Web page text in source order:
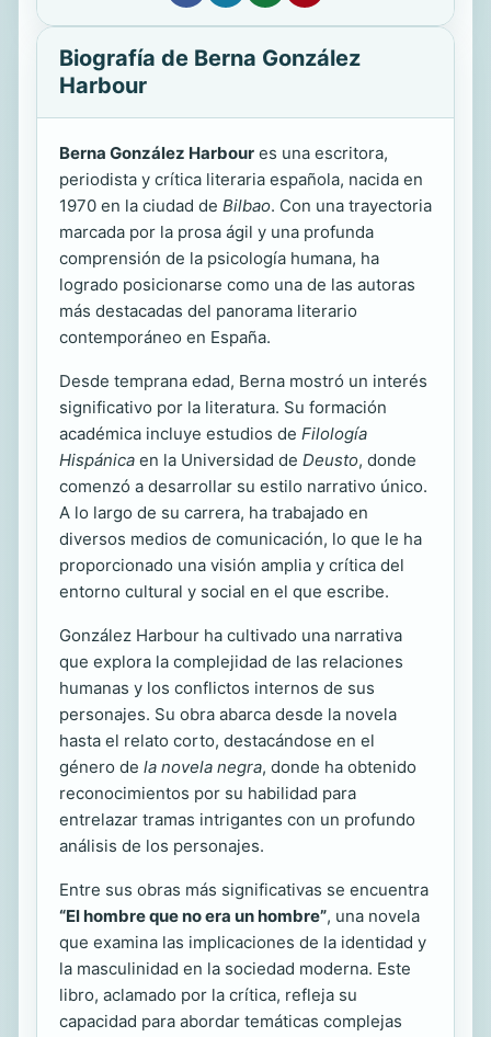
Biografía de Berna González
Harbour
Berna González Harbour es una escritora,
periodista y crítica literaria española, nacida en
1970 en la ciudad de Bilbao. Con una trayectoria
marcada por la prosa ágil y una profunda
comprensión de la psicología humana, ha
logrado posicionarse como una de las autoras
más destacadas del panorama literario
contemporáneo en España.
Desde temprana edad, Berna mostró un interés
significativo por la literatura. Su formación
académica incluye estudios de Filología
Hispánica en la Universidad de Deusto, donde
comenzó a desarrollar su estilo narrativo único.
A lo largo de su carrera, ha trabajado en
diversos medios de comunicación, lo que le ha
proporcionado una visión amplia y crítica del
entorno cultural y social en el que escribe.
González Harbour ha cultivado una narrativa
que explora la complejidad de las relaciones
humanas y los conflictos internos de sus
personajes. Su obra abarca desde la novela
hasta el relato corto, destacándose en el
género de la novela negra, donde ha obtenido
reconocimientos por su habilidad para
entrelazar tramas intrigantes con un profundo
análisis de los personajes.
Entre sus obras más significativas se encuentra
“El hombre que no era un hombre”, una novela
que examina las implicaciones de la identidad y
la masculinidad en la sociedad moderna. Este
libro, aclamado por la crítica, refleja su
capacidad para abordar temáticas complejas